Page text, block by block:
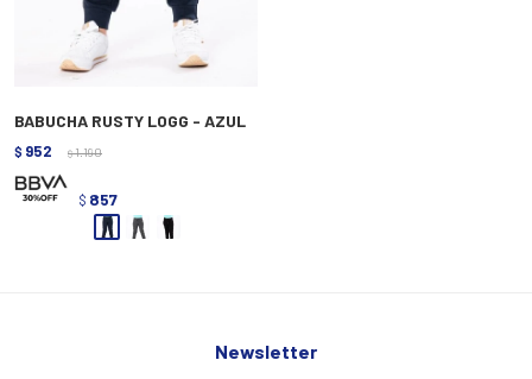
BABUCHA RUSTY LOGG - AZUL
$ 952 $ 1.190
$ 857
Newsletter